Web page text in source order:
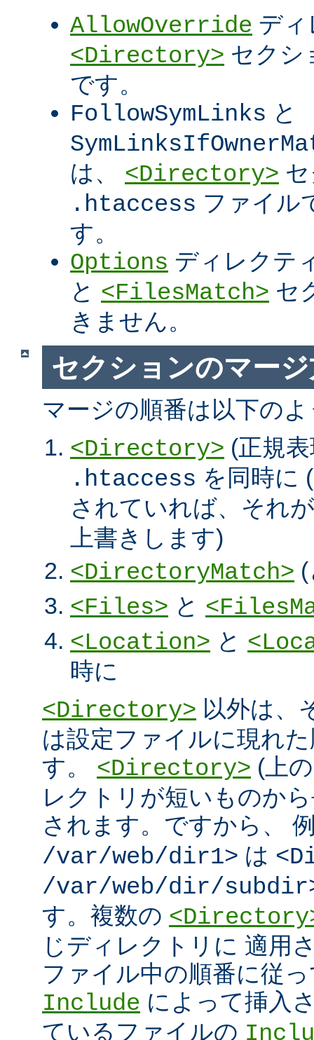
AllowOverride デ
<Directory> セクシ
です。
FollowSymLinks と
は、 <Directory>
.htaccess ファイル
す。
Options ディレクテ
と <FilesMatch> セ
きません。
セクションのマー
マージの順番は以下の
<Directory> (正規
.htaccess を同時に (
されていれば、それ
上書きします)
<DirectoryMatch>
<Files> と
<Location> と
時に
<Directory> 以外は、
は設定ファイルに現れ
す。 <Directory> (上
レクトリが短いものか
されます。ですから、
/var/web/dir1> は
/var/web/dir/
す。複数の
じディレクトリに 適用
ファイル中の順番に従
Include によって挿入
ているファイルの